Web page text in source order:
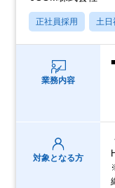
正社員採用 土日
業務内容
対象となる方